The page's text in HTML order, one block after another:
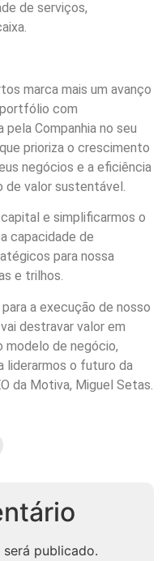
de serviços,
marca mais um avanço
com
Companhia no seu
prioriza o crescimento
negócios e a eficiência
de valor sustentável.
e simplificarmos o
capacidade de
para nossa
e trilhos.
a execução de nosso
destravar valor em
de negócio,
liderarmos o futuro da
da Motiva, Miguel Setas.
publicado.